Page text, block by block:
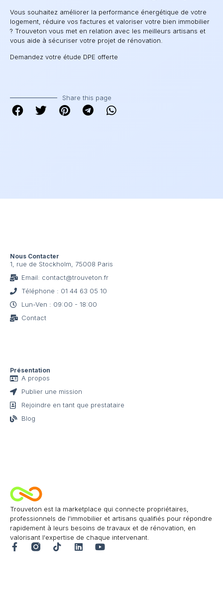
Vous souhaitez améliorer la performance énergétique de votre
logement, réduire vos factures et valoriser votre bien immobilier
? Trouveton vous met en relation avec les meilleurs artisans et
vous aide à sécuriser votre projet de rénovation.
Demandez votre étude DPE offerte
Share this page
Trouveton est la marketplace qui connecte propriétaires,
professionnels de l'immobilier et artisans qualifiés pour répondre
rapidement à leurs besoins de travaux et de rénovation, en
valorisant l'expertise de chaque intervenant.
Présentation
A propos
Publier une mission
Rejoindre en tant que prestataire
Blog
Nous Contacter
1, rue de Stockholm, 75008 Paris
Email: contact@trouveton.fr
Téléphone : 01 44 63 05 10
Lun-Ven : 09:00 - 18:00
Contact